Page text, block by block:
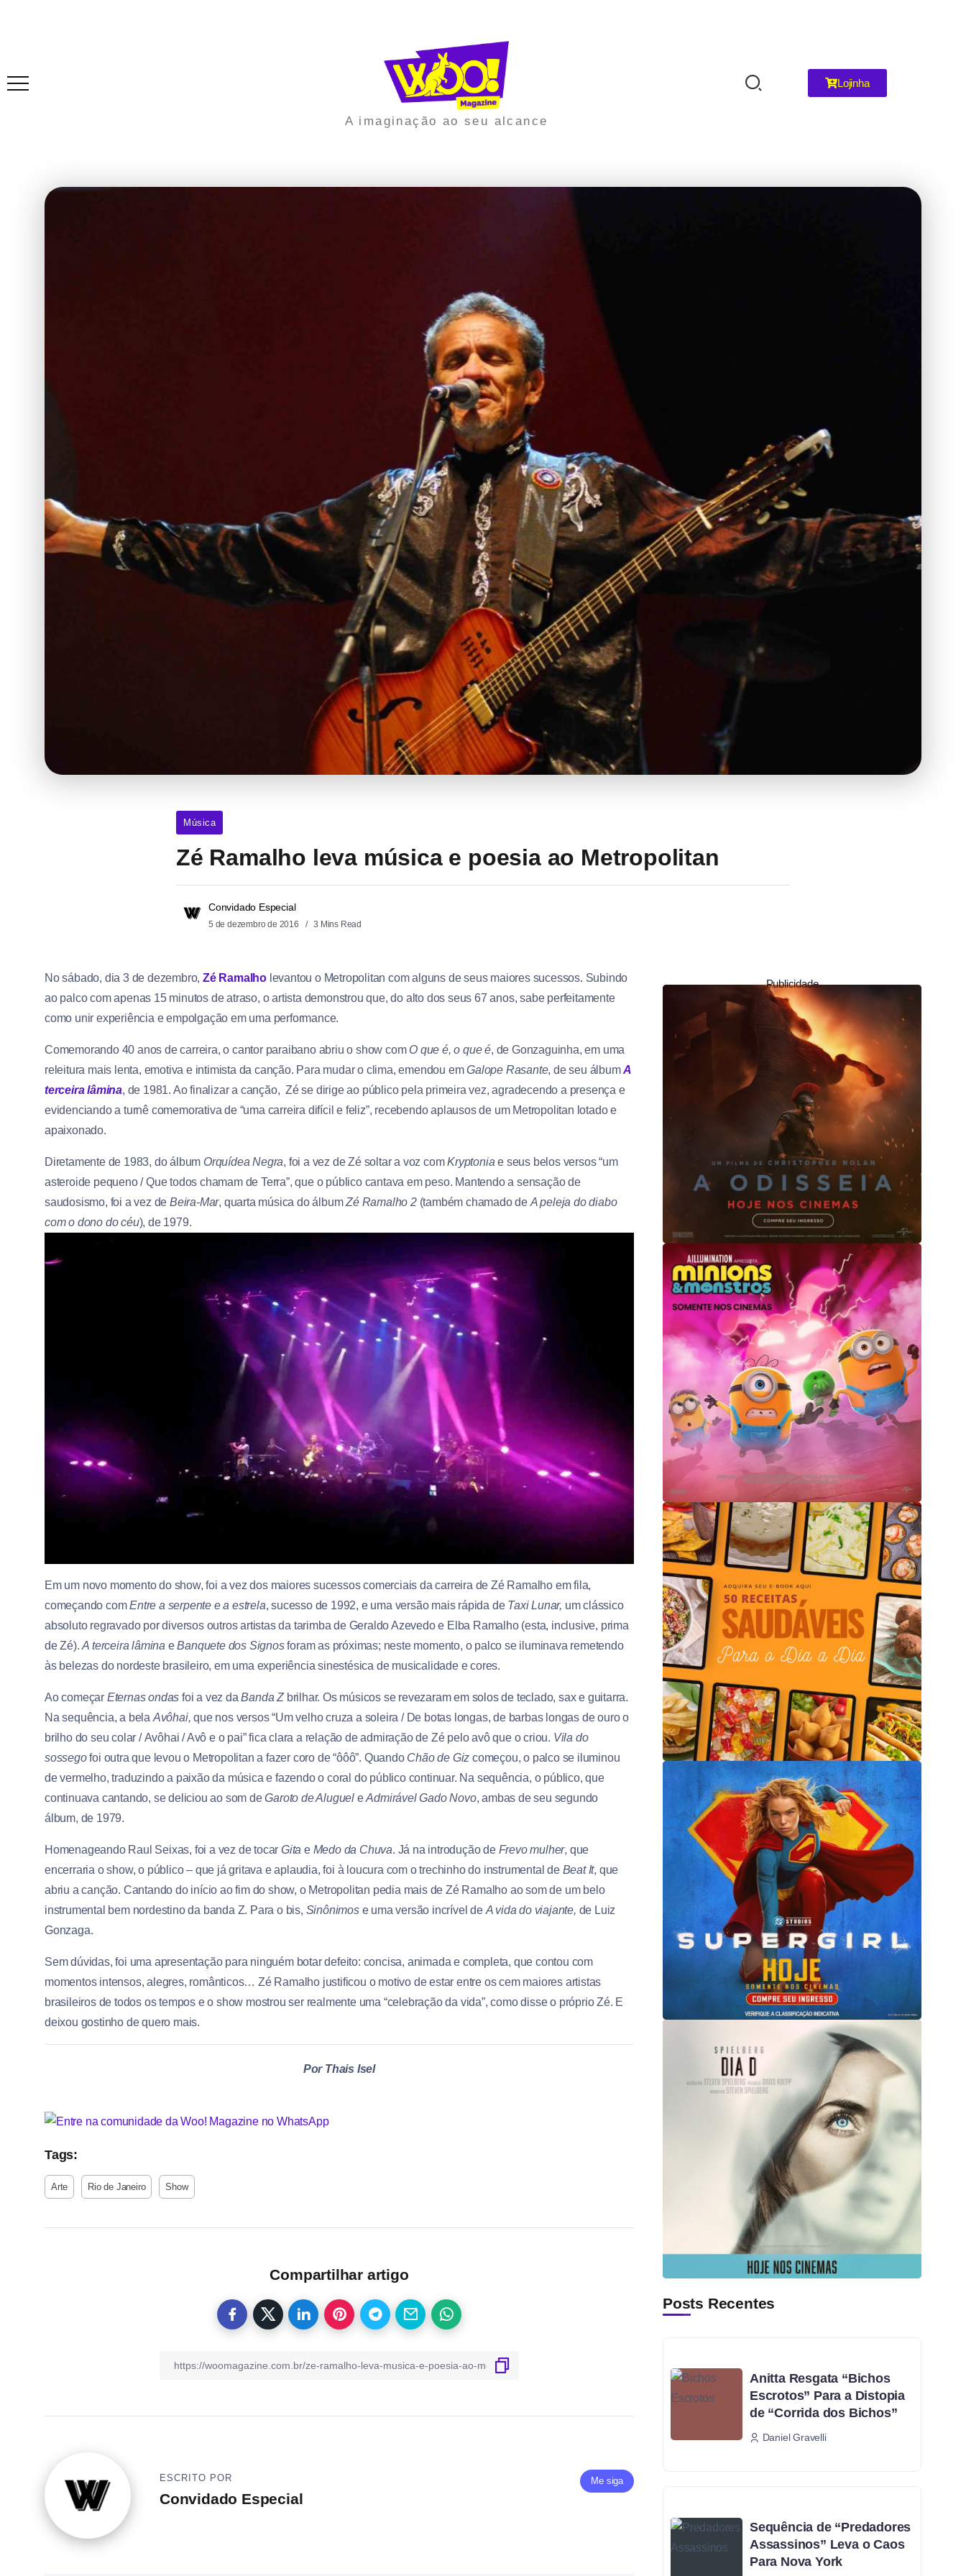
A imaginação ao seu alcance
Lojinha
Música
Zé Ramalho leva música e poesia ao Metropolitan
Convidado Especial
5 de dezembro de 2016 3 Mins Read
No sábado, dia 3 de dezembro, Zé Ramalho levantou o Metropolitan com alguns de seus maiores sucessos. Subindo
ao palco com apenas 15 minutos de atraso, o artista demonstrou que, do alto dos seus 67 anos, sabe perfeitamente
como unir experiência e empolgação em uma performance.
Comemorando 40 anos de carreira, o cantor paraibano abriu o show com O que é, o que é, de Gonzaguinha, em uma
releitura mais lenta, emotiva e intimista da canção. Para mudar o clima, emendou emGalope Rasante, de seu álbumA
terceira lâmina, de 1981. Ao finalizar a canção, Zé se dirige ao público pela primeira vez, agradecendo a presença e
evidenciando a turnê comemorativa de “uma carreira difícil e feliz”, recebendo aplausos de um Metropolitan lotado e
apaixonado.
Diretamente de 1983, do álbum Orquídea Negra, foi a vez de Zé soltar a voz comKryptonia e seus belos versos “um
asteroide pequeno / Que todos chamam de Terra”, que o público cantava em peso. Mantendo a sensação de
saudosismo, foi a vez deBeira-Mar, quarta música do álbumZé Ramalho 2(também chamado de A peleja do diabo
com o dono do céu), de 1979.
Em um novo momento do show, foi a vez dos maiores sucessos comerciais da carreira de Zé Ramalho em fila,
começando comEntre a serpente e a estrela, sucesso de 1992, e uma versão mais rápida de Taxi Lunar, um clássico
absoluto regravado por diversos outros artistas da tarimba de Geraldo Azevedo e Elba Ramalho (esta, inclusive, prima
de Zé).A terceira lâmina eBanquete dos Signosforam as próximas; neste momento, o palco se iluminava remetendo
às belezas do nordeste brasileiro, em uma experiência sinestésica de musicalidade e cores.
Ao começar Eternas ondas foi a vez daBanda Z brilhar. Os músicos se revezaram em solos de teclado, sax e guitarra.
Na sequência, a bela Avôhai,que nos versos “Um velho cruza a soleira / De botas longas, de barbas longas de ouro o
brilho do seu colar / Avôhai / Avô e o pai” fica clara a relação de admiração de Zé pelo avô que o criou. Vila do
sossegofoi outra que levou o Metropolitan a fazer coro de “ôôô”. Quando Chão de Giz começou, o palco se iluminou
de vermelho, traduzindo a paixão da música e fazendo o coral do público continuar. Na sequência, o público, que
continuava cantando, se deliciou ao som deGaroto de Aluguel eAdmirável Gado Novo, ambas de seu segundo
álbum, de 1979.
Homenageando Raul Seixas, foi a vez de tocar Gita e Medo da Chuva. Já na introdução de Frevo mulher, que
encerraria o show, o público – que já gritava e aplaudia, foi à loucura com o trechinho do instrumental de Beat It, que
abriu a canção. Cantando do início ao fim do show, o Metropolitan pedia mais de Zé Ramalho ao som de um belo
instrumental bem nordestino da banda Z. Para o bis, Sinônimose uma versão incrível de A vida do viajante, de Luiz
Gonzaga.
Sem dúvidas, foi uma apresentação para ninguém botar defeito: concisa, animada e completa, que contou com
momentos intensos, alegres, românticos… Zé Ramalho justificou o motivo de estar entre os cem maiores artistas
brasileiros de todos os tempos e o show mostrou ser realmente uma “celebração da vida”, como disse o próprio Zé. E
deixou gostinho de quero mais.
Por Thais Isel
Tags:
Arte Rio de Janeiro Show
Compartilhar artigo
Me siga
ESCRITO POR
Convidado Especial
Publicidade
Posts Recentes
Anitta Resgata “Bichos
Escrotos” Para a Distopia
de “Corrida dos Bichos”
Daniel Gravelli
Sequência de “Predadores
Assassinos” Leva o Caos
Para Nova York